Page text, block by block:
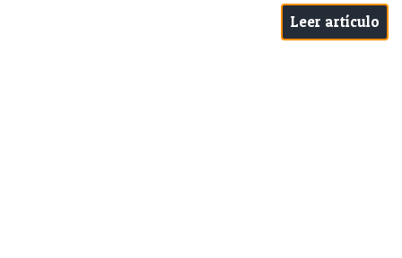
Leer artículo